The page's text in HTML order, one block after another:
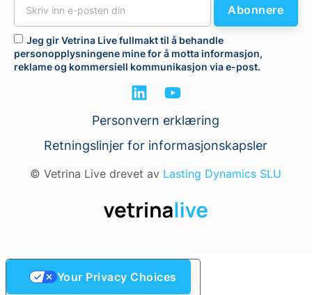
Jeg gir Vetrina Live fullmakt til å behandle
personopplysningene mine for å motta informasjon,
reklame og kommersiell kommunikasjon via e-post.
Abonnere
Personvern erklæring
Retningslinjer for informasjonskapsler
© Vetrina Live drevet av Lasting Dynamics SLU
Your Privacy Choices